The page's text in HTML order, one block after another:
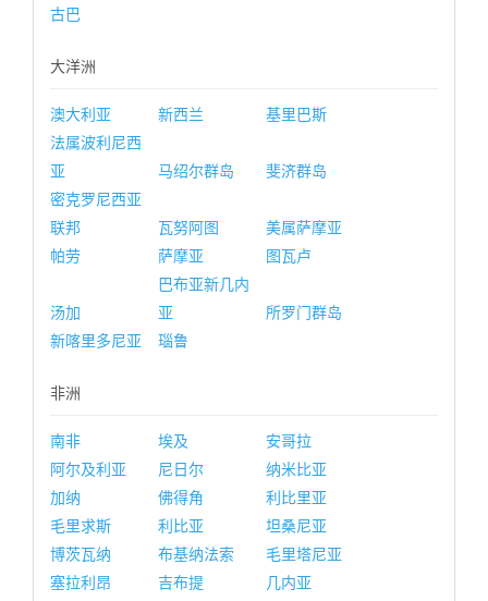
古巴
大洋洲
澳大利亚 新西兰
基里巴斯
法属波利尼西
亚
马绍尔群岛
斐济群岛
密克罗尼西亚
联邦
瓦努阿图
美属萨摩亚
帕劳
萨摩亚 图瓦卢
汤加
巴布亚新几内
亚
所罗门群岛
新喀里多尼亚
瑙鲁
非洲
南非 埃及
安哥拉
阿尔及利亚
尼日尔
纳米比亚
加纳
佛得角
利比里亚
毛里求斯
利比亚
坦桑尼亚
博茨瓦纳
布基纳法索
毛里塔尼亚
塞拉利昂
吉布提
几内亚